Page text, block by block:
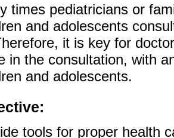
times pediatricians or
and adolescents
it is key for
in the consultation, with
and adolescents.
tools for proper health